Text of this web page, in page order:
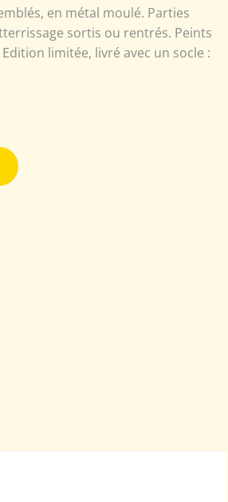
en métal moulé. Parties
sortis ou rentrés. Peints
limitée, livré avec un socle :